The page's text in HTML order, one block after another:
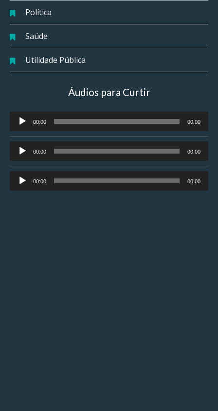
Política
Saúde
Utilidade Pública
Áudios para Curtir
Tocador
de
áudio
00:00 00:00
Tocador
de
áudio
00:00 00:00
Tocador
de
00:00 00:00